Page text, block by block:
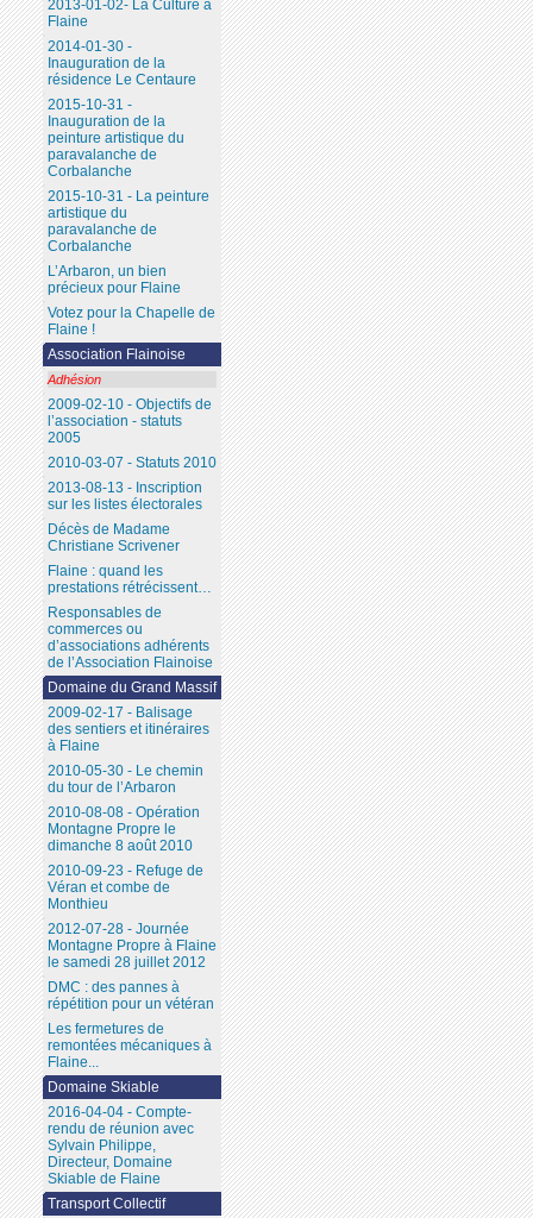
2013-01-02- La Culture à
Flaine
2014-01-30 -
Inauguration de la
résidence Le Centaure
2015-10-31 -
Inauguration de la
peinture artistique du
paravalanche de
Corbalanche
2015-10-31 - La peinture
artistique du
paravalanche de
Corbalanche
L’Arbaron, un bien
précieux pour Flaine
Votez pour la Chapelle de
Flaine !
Association Flainoise
Adhésion
2009-02-10 - Objectifs de
l’association - statuts
2005
2010-03-07 - Statuts 2010
2013-08-13 - Inscription
sur les listes électorales
Décès de Madame
Christiane Scrivener
Flaine : quand les
prestations rétrécissent…
Responsables de
commerces ou
d’associations adhérents
de l’Association Flainoise
Domaine du Grand Massif
2009-02-17 - Balisage
des sentiers et itinéraires
à Flaine
2010-05-30 - Le chemin
du tour de l’Arbaron
2010-08-08 - Opération
Montagne Propre le
dimanche 8 août 2010
2010-09-23 - Refuge de
Véran et combe de
Monthieu
2012-07-28 - Journée
Montagne Propre à Flaine
le samedi 28 juillet 2012
DMC : des pannes à
répétition pour un vétéran
Les fermetures de
remontées mécaniques à
Flaine...
Domaine Skiable
2016-04-04 - Compte-
rendu de réunion avec
Sylvain Philippe,
Directeur, Domaine
Skiable de Flaine
Transport Collectif